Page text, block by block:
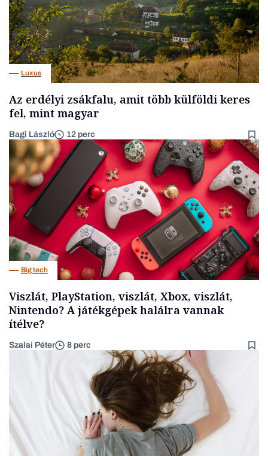
Luxus
Az erdélyi zsákfalu, amit több külföldi keres
fel, mint magyar
Bagi László 12 perc
Big tech
Viszlát, PlayStation, viszlát, Xbox, viszlát,
Nintendo? A játékgépek halálra vannak
ítélve?
Szalai Péter 8 perc